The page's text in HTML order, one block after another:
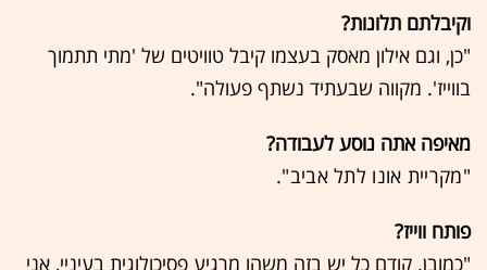
וקיבלתם תלונות?
"כן, וגם אילון מאסק בעצמו קיבל טוויטים של 'מתי תתמוך
בווייז'. מקווה שבעתיד נשתף פעולה".
מאיפה אתה נוסע לעבודה?
"מקריית אונו לתל אביב".
פותח ווייז?
"כמובן. קודם כל יש בזה משהו מרגיע פסיכולוגית בעיניי, אני